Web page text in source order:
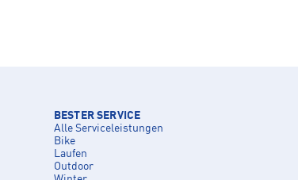
BESTER SERVICE
Alle Serviceleistungen
Bike
Laufen
Outdoor